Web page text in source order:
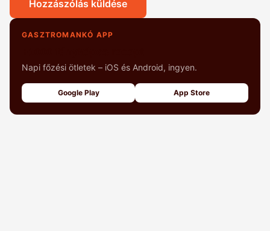
Hozzászólás küldése
GASZTROMANKÓ APP
Napi főzési ötletek – iOS és Android, ingyen.
Google Play App Store